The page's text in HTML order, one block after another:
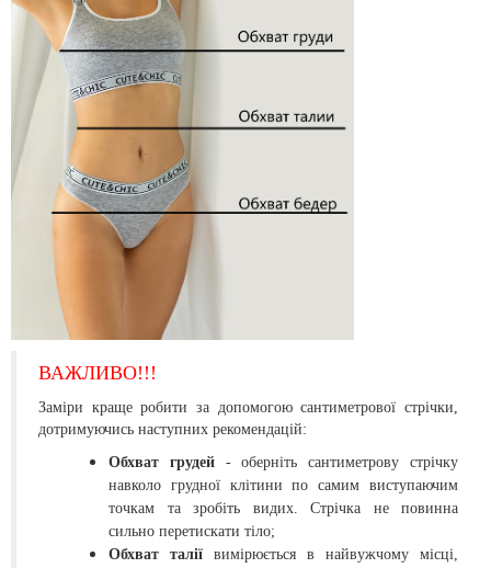
ВАЖЛИВО!!!
Заміри краще робити за допомогою сантиметрової стрічки,
дотримуючись наступних рекомендацій:
Обхват грудей- оберніть сантиметрову стрічку
навколо грудної клітини по самим виступаючим
точкам та зробіть видих. Стрічка не повинна
сильно перетискати тіло;
Обхват талії вимірюється в найвужчому місці,